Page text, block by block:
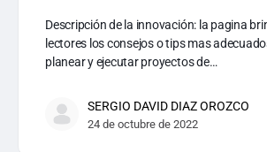
Descripción de la innovación: la pagina
lectores los consejos o tips mas
planear y ejecutar proyectos de…
SERGIO DAVID DIAZ OROZCO
24 de octubre de 2022